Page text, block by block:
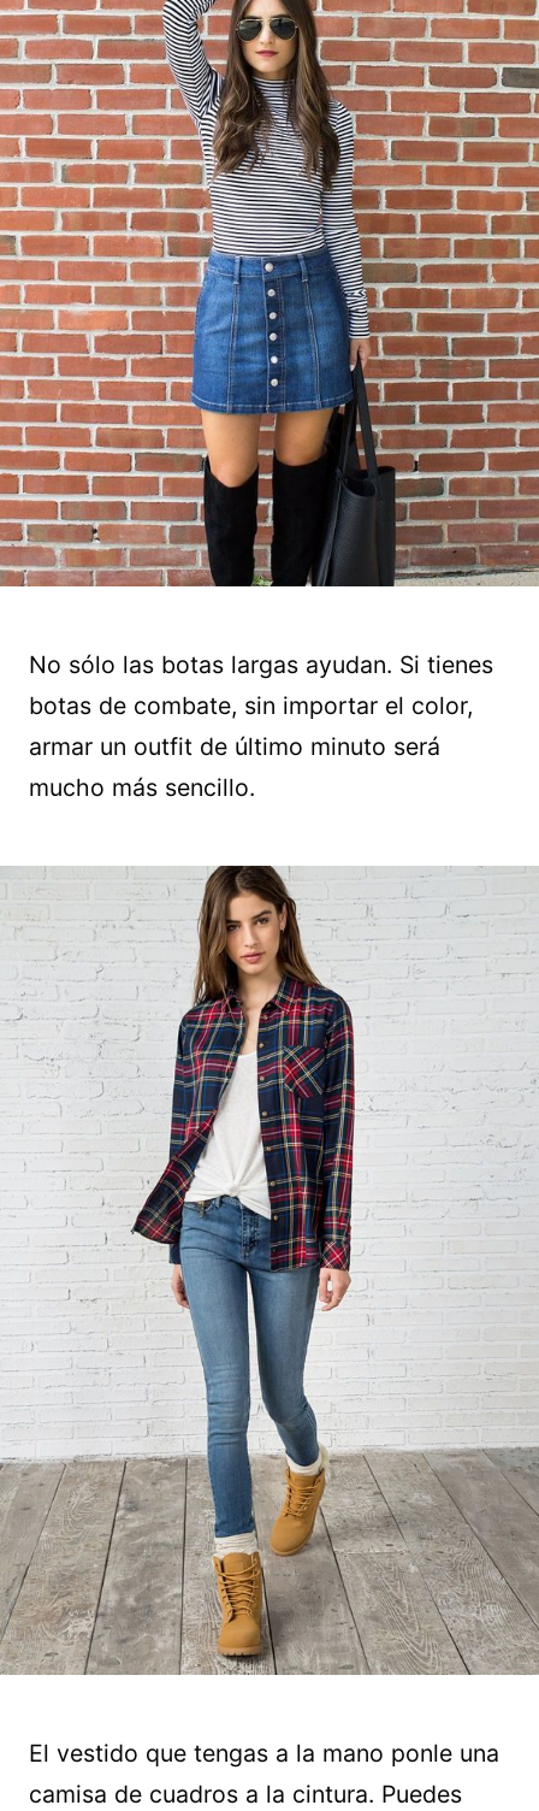
No sólo las botas largas ayudan. Si tienes
botas de combate, sin importar el color,
armar un outfit de último minuto será
mucho más sencillo.
El vestido que tengas a la mano ponle una
camisa de cuadros a la cintura. Puedes